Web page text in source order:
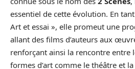
essentiel de cette évolution. En
Art et essai », elle promeut une
allant des films d’auteurs aux
renforçant ainsi la rencontre entre
formes d’art comme le théâtre et la